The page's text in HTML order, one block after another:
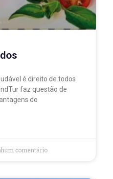
é direito de todos
faz questão de
do
comentário